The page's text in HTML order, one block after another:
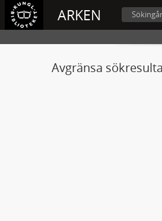
ARKEN
Avgränsa